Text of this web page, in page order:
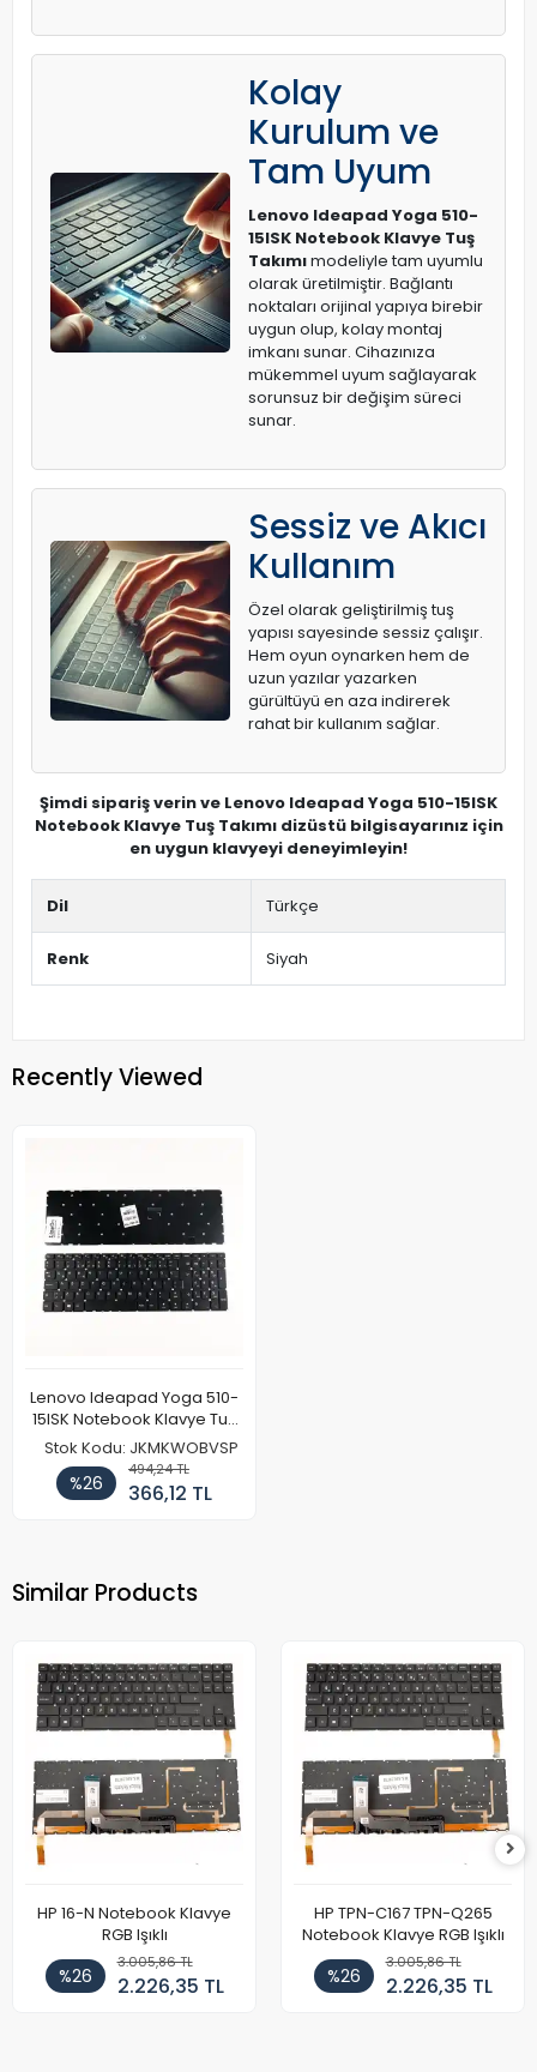
Kolay
Kurulum ve
Tam Uyum
Lenovo Ideapad Yoga 510-
15ISK Notebook Klavye Tuş
Takımımodeliyle tam uyumlu
olarak üretilmiştir. Bağlantı
noktaları orijinal yapıya birebir
uygun olup, kolay montaj
imkanı sunar. Cihazınıza
mükemmel uyum sağlayarak
sorunsuz bir değişim süreci
sunar.
Sessiz ve Akıcı
Kullanım
Özel olarak geliştirilmiş tuş
yapısı sayesinde sessiz çalışır.
Hem oyun oynarken hem de
uzun yazılar yazarken
gürültüyü en aza indirerek
rahat bir kullanım sağlar.
Şimdi sipariş verin ve Lenovo Ideapad Yoga 510-15ISK
Notebook Klavye Tuş Takımı dizüstü bilgisayarınız için
en uygun klavyeyi deneyimleyin!
Dil Türkçe
Renk Siyah
Recently Viewed
Lenovo Ideapad Yoga 510-
15ISK Notebook Klavye Tuş
Takımı
Stok Kodu: JKMKWOBVSP
%26
494,24 TL
366,12 TL
Similar Products
HP 16-N Notebook Klavye
RGB Işıklı
%26
3.005,86 TL
2.226,35 TL
HP TPN-C167 TPN-Q265
Notebook Klavye RGB Işıklı
%26
3.005,86 TL
2.226,35 TL